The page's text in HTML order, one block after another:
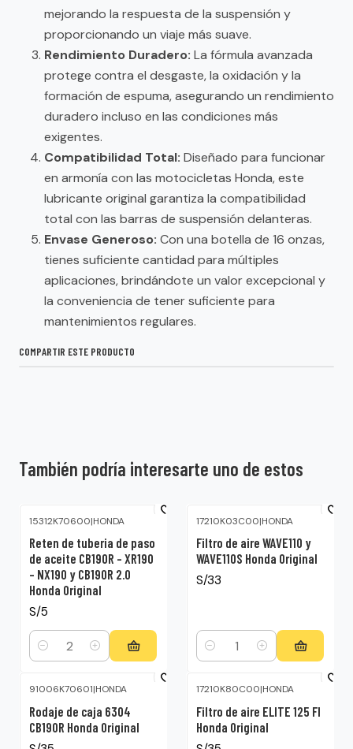
mejorando la respuesta de la suspensión y
proporcionando un viaje más suave.
Rendimiento Duradero: La fórmula avanzada
protege contra el desgaste, la oxidación y la
formación de espuma, asegurando un rendimiento
duradero incluso en las condiciones más
exigentes.
Compatibilidad Total: Diseñado para funcionar
en armonía con las motocicletas Honda, este
lubricante original garantiza la compatibilidad
total con las barras de suspensión delanteras.
Envase Generoso: Con una botella de 16 onzas,
tienes suficiente cantidad para múltiples
aplicaciones, brindándote un valor excepcional y
la conveniencia de tener suficiente para
mantenimientos regulares.
COMPARTIR ESTE PRODUCTO
También podría interesarte uno de estos
15312K70600|HONDA
Reten de tuberia de paso
de aceite CB190R – XR190
– NX190 y CB190R 2.0
Honda Original
S/5
Cantidad
17210K03C00|HONDA
Filtro de aire WAVE110 y
WAVE110S Honda Original
S/33
Cantidad
91006K70601|HONDA
Rodaje de caja 6304
CB190R Honda Original
17210K80C00|HONDA
Filtro de aire ELITE 125 FI
Honda Original